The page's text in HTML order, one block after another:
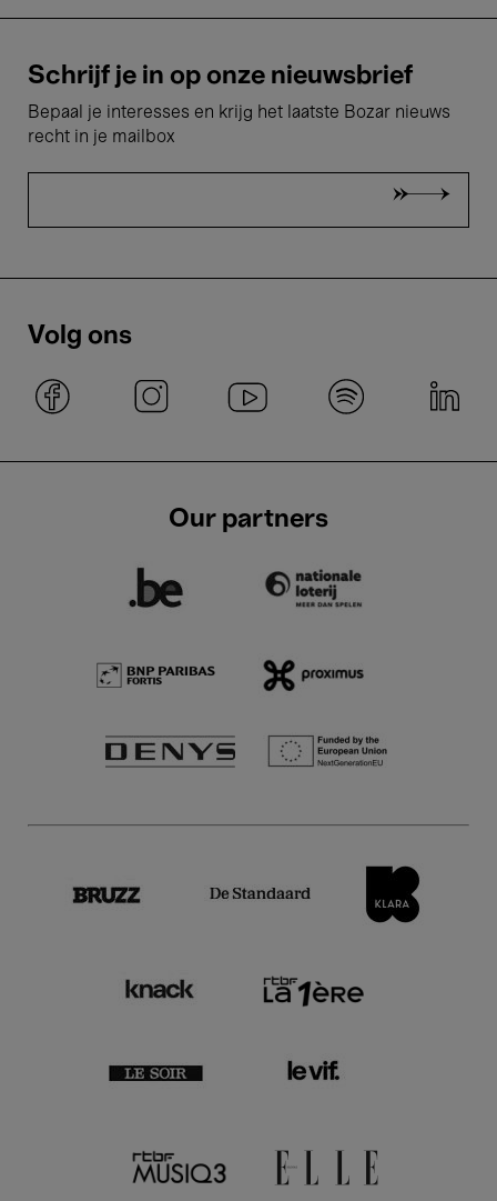
Schrijf je in op onze nieuwsbrief
Bepaal je interesses en krijg het laatste Bozar nieuws
recht in je mailbox
Volg ons
Our partners